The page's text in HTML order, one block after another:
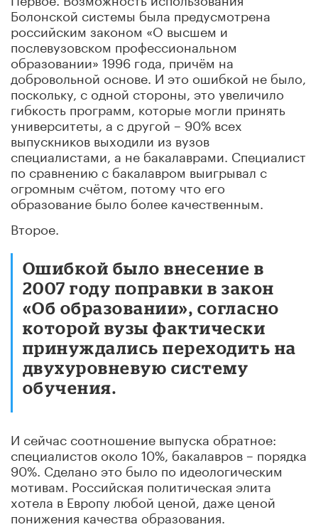
Болонской системы была предусмотрена
российским законом «О высшем и
послевузовском профессиональном
образовании» 1996 года, причём на
добровольной основе. И это ошибкой не было,
поскольку, с одной стороны, это увеличило
гибкость программ, которые могли принять
университеты, а с другой – 90% всех
выпускников выходили из вузов
специалистами, а не бакалаврами. Специалист
по сравнению с бакалавром выигрывал с
огромным счётом, потому что его
образование было более качественным.
Второе.
Ошибкой было внесение в
2007 году поправки в закон
«Об образовании», согласно
которой вузы фактически
принуждались переходить на
двухуровневую систему
обучения.
И сейчас соотношение выпуска обратное:
специалистов около 10%, бакалавров – порядка
90%. Сделано это было по идеологическим
мотивам. Российская политическая элита
хотела в Европу любой ценой, даже ценой
понижения качества образования.